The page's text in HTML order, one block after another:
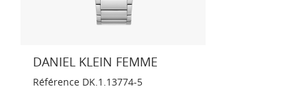
DANIEL KLEIN FEMME
Référence DK.1.13774-5